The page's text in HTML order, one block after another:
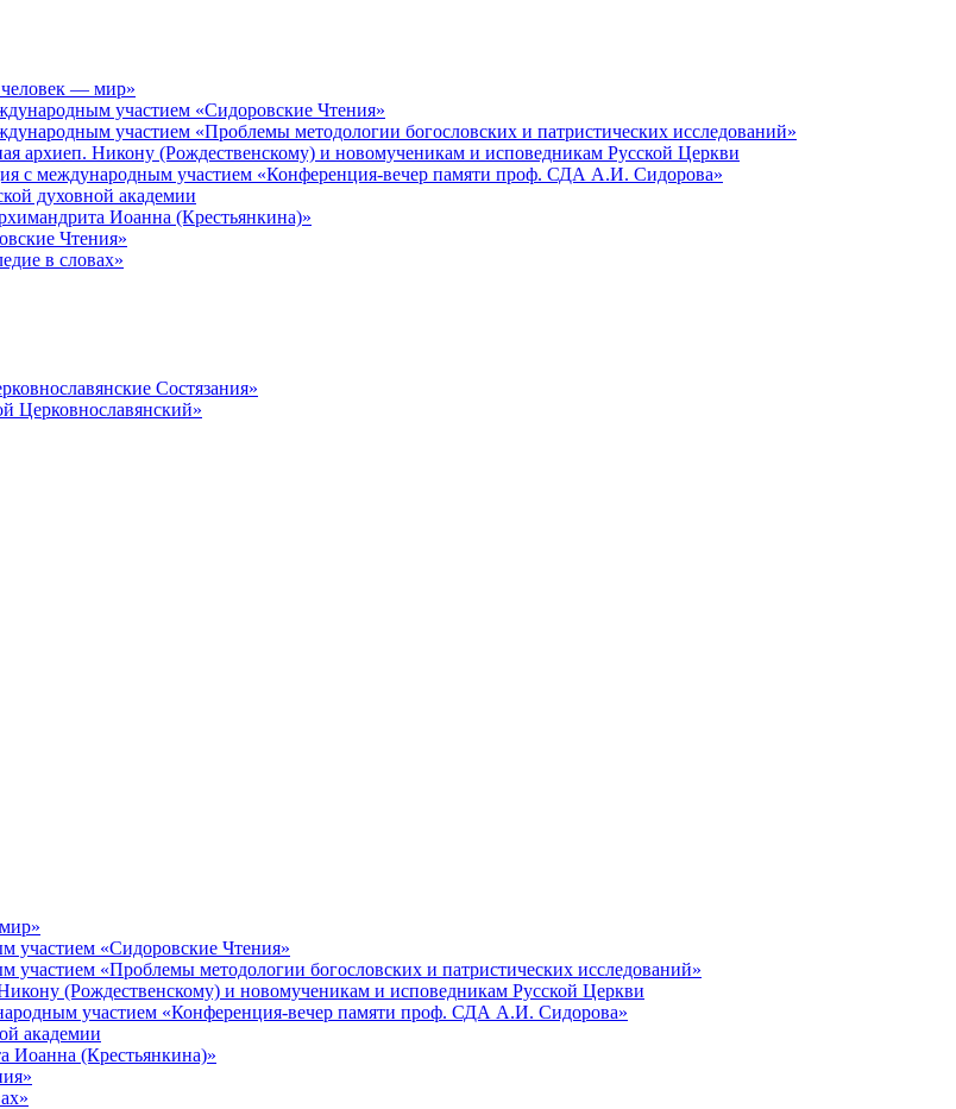
— мир»
участием «Сидоровские Чтения»
участием «Проблемы методологии богословских и патристических исследований»
архиеп. Никону (Рождественскому) и новомученикам и исповедникам Русской Церкви
с международным участием «Конференция-вечер памяти проф. СДА А.И. Сидорова»
духовной академии
Иоанна (Крестьянкина)»
Чтения»
в словах»
Состязания»
Церковнославянский»
участием «Сидоровские Чтения»
участием «Проблемы методологии богословских и патристических исследований»
(Рождественскому) и новомученикам и исповедникам Русской Церкви
участием «Конференция-вечер памяти проф. СДА А.И. Сидорова»
академии
Иоанна (Крестьянкина)»